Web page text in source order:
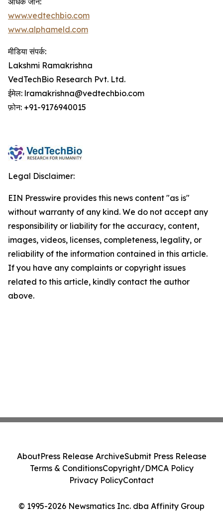
www.vedtechbio.com
www.alphameld.com
मीडिया संपर्क:
Lakshmi Ramakrishna
VedTechBio Research Pvt. Ltd.
ईमेल: lramakrishna@vedtechbio.com
फ़ोन: +91-9176940015
Legal Disclaimer:
EIN Presswire provides this news content "as is"
without warranty of any kind. We do not accept any
responsibility or liability for the accuracy, content,
images, videos, licenses, completeness, legality, or
reliability of the information contained in this article.
If you have any complaints or copyright issues
related to this article, kindly contact the author
above.
© 1995-2026 Newsmatics Inc. dba Affinity Group
AboutPress Release ArchiveSubmit Press Release
Terms & ConditionsCopyright/DMCA Policy
Privacy PolicyContact